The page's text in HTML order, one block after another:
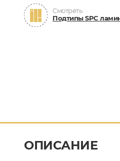
Смотреть
Подтипы SPC
ОПИСАНИЕ